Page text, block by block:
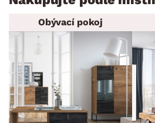
Obývací pokoj